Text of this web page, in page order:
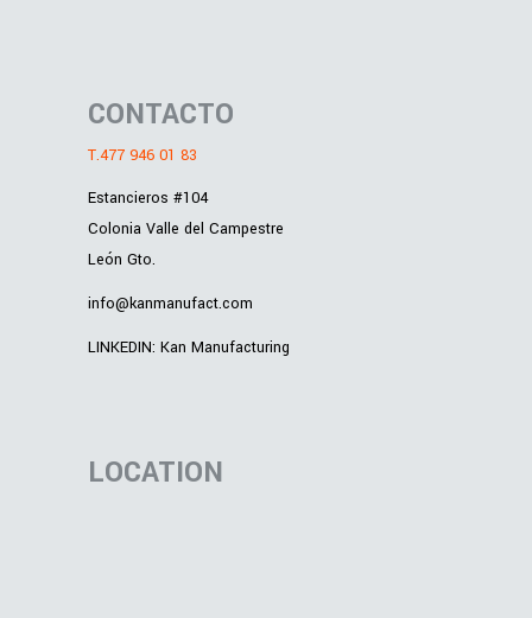
CONTACTO
T.477 946 01 83
Estancieros #104
Colonia Valle del Campestre
León Gto.
info@kanmanufact.com
LINKEDIN: Kan Manufacturing
LOCATION